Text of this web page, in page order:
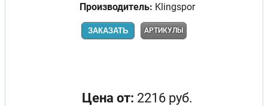
Производитель: Klingspor
ЗАКАЗАТЬ АРТИКУЛЫ
Цена от: 2216 руб.